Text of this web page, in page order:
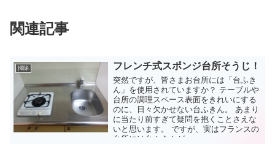
関連記事
掃除 フレンチ式スポンジ台所そうじ！
突然ですが、皆さまお台所には「台ふき
ん」を使用されていますか？ テーブルや
台所の調理スペース表面をきれいにする
のに、日々欠かせない台ふきん。 あまり
に当たり前すぎて疑問を抱くことさえな
いと思います。 ですが、実はフランスの
台所には台ふきんが...